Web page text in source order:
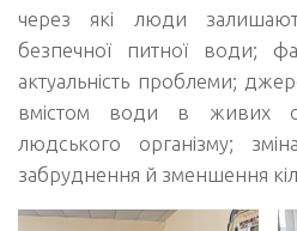
через які люди
безпечної питної води;
актуальність проблеми;
вмістом води в живих
людського організму;
забруднення й зменшення